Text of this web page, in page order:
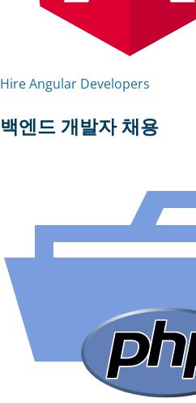
Hire Angular Developers
백엔드 개발자 채용